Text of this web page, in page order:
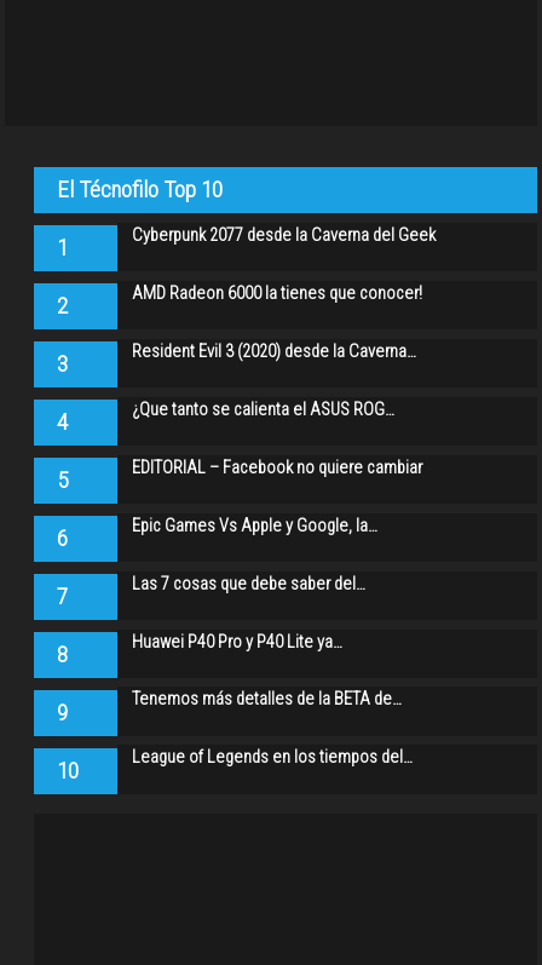
El Técnofilo Top 10
1 Cyberpunk 2077 desde la Caverna del Geek
2 AMD Radeon 6000 la tienes que conocer!
3 Resident Evil 3 (2020) desde la Caverna…
4 ¿Que tanto se calienta el ASUS ROG…
5 EDITORIAL – Facebook no quiere cambiar
6 Epic Games Vs Apple y Google, la…
7 Las 7 cosas que debe saber del…
8 Huawei P40 Pro y P40 Lite ya…
9 Tenemos más detalles de la BETA de…
10 League of Legends en los tiempos del…